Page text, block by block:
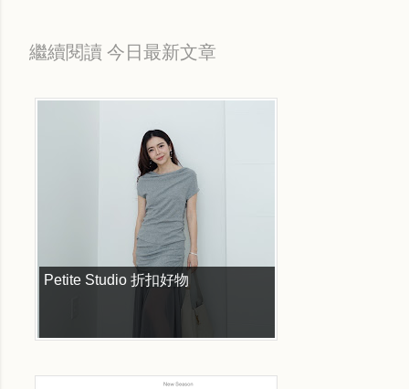
繼續閱讀 今日最新文章
Petite Studio 折扣好物